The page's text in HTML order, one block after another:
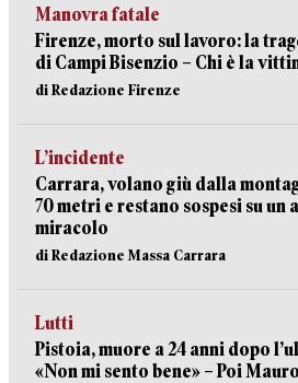
Manovra fatale
Firenze, morto sul lavoro: la
di Campi Bisenzio – Chi è la
di Redazione Firenze
L’incidente
Carrara, volano giù dalla
70 metri e restano sospesi su un
miracolo
di Redazione Massa Carrara
Lutti
Pistoia, muore a 24 anni dopo
«Non mi sento bene» – Poi